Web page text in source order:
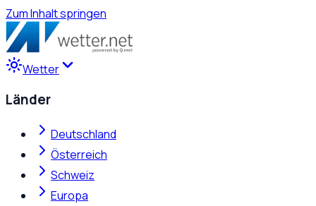
Zum Inhalt springen
Wetter
Länder
Deutschland
Österreich
Schweiz
Europa